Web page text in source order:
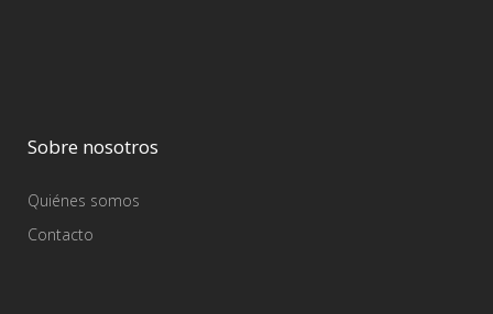
Sobre nosotros
Quiénes somos
Contacto